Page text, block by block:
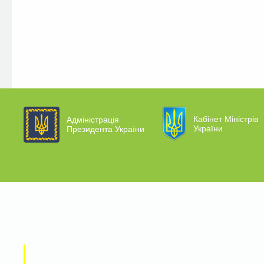
Адміністрація
Президента України
Кабінет Міністрів
України